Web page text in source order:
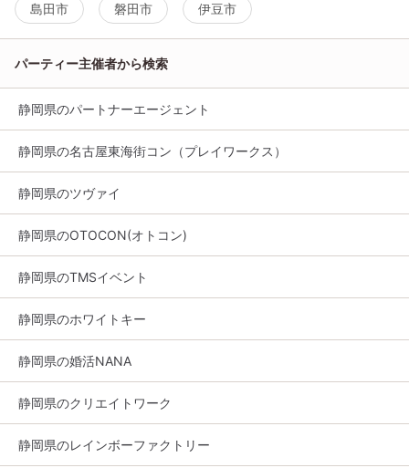
島田市 磐田市 伊豆市
パーティー主催者から検索
静岡県のパートナーエージェント
静岡県の名古屋東海街コン（プレイワークス）
静岡県のツヴァイ
静岡県のOTOCON(オトコン)
静岡県のTMSイベント
静岡県のホワイトキー
静岡県の婚活NANA
静岡県のクリエイトワーク
静岡県のレインボーファクトリー